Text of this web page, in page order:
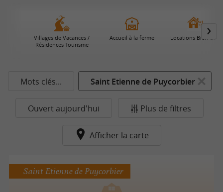
Villages de Vacances /
Résidences Tourisme
Accueil à la ferme Locations Bien-Être
Mots clés... Saint Etienne de Puycorbier
Ouvert aujourd'hui Plus de filtres
Afficher la carte
Saint Etienne de Puycorbier